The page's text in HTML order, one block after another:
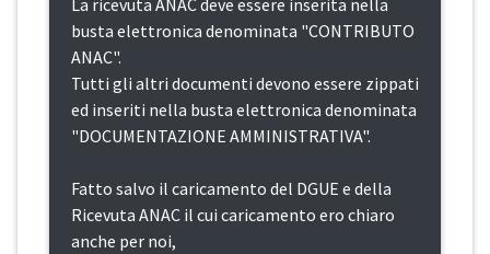
La ricevuta ANAC deve essere inserita nella
busta elettronica denominata "CONTRIBUTO
ANAC".
Tutti gli altri documenti devono essere zippati
ed inseriti nella busta elettronica denominata
"DOCUMENTAZIONE AMMINISTRATIVA".
Fatto salvo il caricamento del DGUE e della
Ricevuta ANAC il cui caricamento ero chiaro
anche per noi,